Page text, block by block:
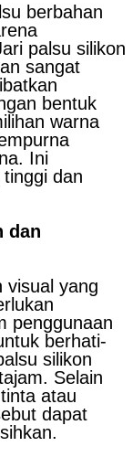
berbahan
palsu silikon
sangat
bentuk
warna
Ini
dan
dan
visual yang
penggunaan
berhati-
silikon
Selain
atau
dapat